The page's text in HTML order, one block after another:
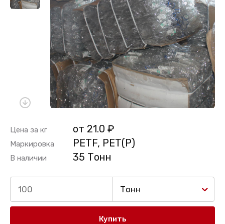
Цена за кг от 21.0 ₽
Маркировка PETF, PET(P)
В наличии 35 Тонн
Тонн
Купить